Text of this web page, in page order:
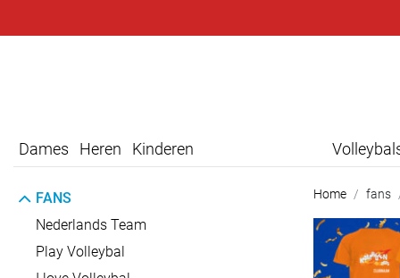
Dames Heren Kinderen
FANS
Nederlands Team
Play Volleybal
Home fans